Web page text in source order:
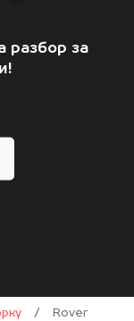
разбор за
/ Rover